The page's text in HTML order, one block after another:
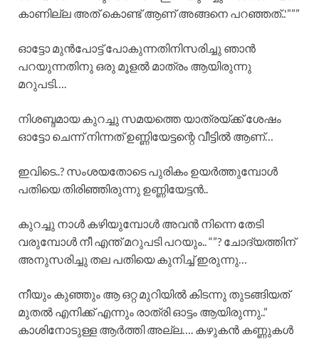
കാണില്ല അത് കൊണ്ട് ആണ് അങ്ങനെ പറഞ്ഞത്..'”””
ഓട്ടോ മുൻപോട്ട് പോകുന്നതിനിസരിച്ചു ഞാൻ
പറയുന്നതിനു ഒരു മൂളൽ മാത്രം ആയിരുന്നു
മറുപടി….
നിശബ്ദമായ കുറച്ചു സമയത്തെ യാത്രയ്ക്ക് ശേഷം
ഓട്ടോ ചെന്ന് നിന്നത് ഉണ്ണിയേട്ടന്റെ വീട്ടിൽ ആണ്…
ഇവിടെ..? സംശയതോടെ പുരികം ഉയർത്തുമ്പോൾ
പതിയെ തിരിഞ്ഞിരുന്നു ഉണ്ണിയേട്ടൻ..
കുറച്ചു നാൾ കഴിയുമ്പോൾ അവൻ നിന്നെ തേടി
വരുമ്പോൾ നീ എന്ത് മറുപടി പറയും.. “”? ചോദ്യത്തിന്
അനുസരിച്ചു തല പതിയെ കുനിച്ച് ഇരുന്നു…
നീയും കുഞ്ഞും ആ ഒറ്റ മുറിയിൽ കിടന്നു തുടങ്ങിയത്
മുതൽ എനിക്ക് എന്നും രാത്രി ഓട്ടം ആയിരുന്നു..”
കാശിനോടുള്ള ആർത്തി അല്ല…. കഴുകൻ കണ്ണുകൾ